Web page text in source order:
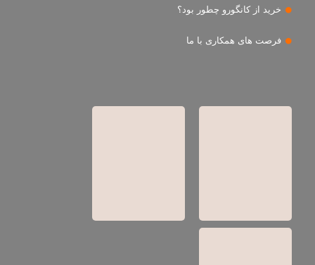
خرید از کانگورو چطور بود؟
فرصت های همکاری با ما